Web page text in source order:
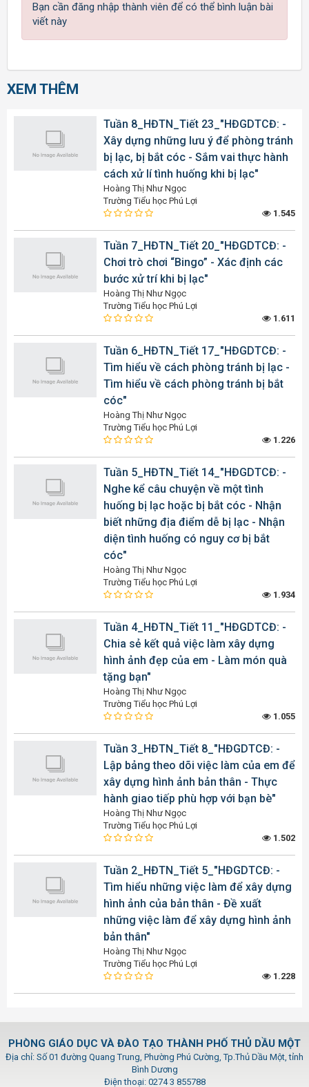
Bạn cần đăng nhập thành viên để có thể bình luận bài
viết này
XEM THÊM
Tuần 8_HĐTN_Tiết 23_"HĐGDTCĐ: -
Xây dựng những lưu ý để phòng tránh
bị lạc, bị bắt cóc - Sắm vai thực hành
cách xử lí tình huống khi bị lạc"
Hoàng Thị Như Ngọc
Trường Tiểu học Phú Lợi
1.545
Tuần 7_HĐTN_Tiết 20_"HĐGDTCĐ: -
Chơi trò chơi “Bingo” - Xác định các
bước xử trí khi bị lạc"
Hoàng Thị Như Ngọc
Trường Tiểu học Phú Lợi
1.611
Tuần 6_HĐTN_Tiết 17_"HĐGDTCĐ: -
Tìm hiểu về cách phòng tránh bị lạc -
Tìm hiểu về cách phòng tránh bị bắt
cóc"
Hoàng Thị Như Ngọc
Trường Tiểu học Phú Lợi
1.226
Tuần 5_HĐTN_Tiết 14_"HĐGDTCĐ: -
Nghe kể câu chuyện về một tình
huống bị lạc hoặc bị bắt cóc - Nhận
biết những địa điểm dễ bị lạc - Nhận
diện tình huống có nguy cơ bị bắt
cóc"
Hoàng Thị Như Ngọc
Trường Tiểu học Phú Lợi
1.934
Tuần 4_HĐTN_Tiết 11_"HĐGDTCĐ: -
Chia sẻ kết quả việc làm xây dựng
hình ảnh đẹp của em - Làm món quà
tặng bạn"
Hoàng Thị Như Ngọc
Trường Tiểu học Phú Lợi
1.055
Tuần 3_HĐTN_Tiết 8_"HĐGDTCĐ: -
Lập bảng theo dõi việc làm của em để
xây dựng hình ảnh bản thân - Thực
hành giao tiếp phù hợp với bạn bè"
Hoàng Thị Như Ngọc
Trường Tiểu học Phú Lợi
1.502
Tuần 2_HĐTN_Tiết 5_"HĐGDTCĐ: -
Tìm hiểu những việc làm để xây dựng
hình ảnh của bản thân - Đề xuất
những việc làm để xây dựng hình ảnh
bản thân"
Hoàng Thị Như Ngọc
Trường Tiểu học Phú Lợi
1.228
PHÒNG GIÁO DỤC VÀ ĐÀO TẠO THÀNH PHỐ THỦ DẦU MỘT
Địa chỉ: Số 01 đường Quang Trung, Phường Phú Cường, Tp.Thủ Dầu Một, tỉnh
Bình Dương
Điện thoại: 0274 3 855788